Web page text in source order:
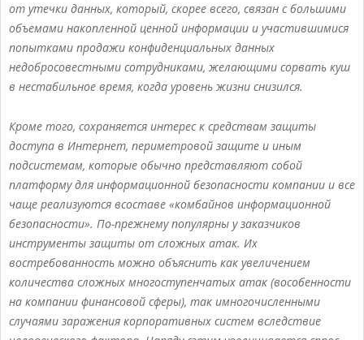
от утечки данных, который, скорее всего, связан с большими
объемами накопленной ценной информации и участившимися
попытками продажи конфиденциальных данных
недобросовестными сотрудниками, желающими сорвать куш
в нестабильное время, когда уровень жизни снизился.
Кроме того, сохраняется интерес к средствам защиты
доступа в Интернет, периметровой защите и иным
подсистемам, которые обычно представляют собой
платформу для информационной безопасности компании и все
чаще реализуются всоставе «комбайнов информационной
безопасности». По-прежнему популярны у заказчиков
инструменты защиты от сложных атак. Их
востребованность можно объяснить как увеличением
количества сложных многоступенчатых атак (вособенности
на компании финансовой сферы), так имногочисленными
случаями заражения корпоративных систем вследствие